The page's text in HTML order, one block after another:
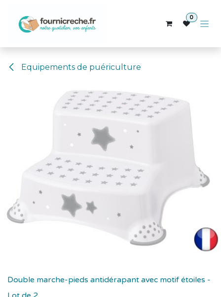
0
Equipements de puériculture
Double marche-pieds antidérapant avec motif étoiles -